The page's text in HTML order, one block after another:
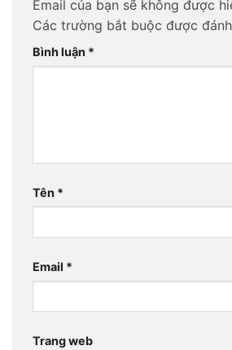
Email của bạn sẽ không được
Các trường bắt buộc được
Bình luận *
Tên *
Email *
Trang web